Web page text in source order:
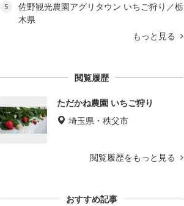
5
佐野観光農園アグリタウン いちご狩り／栃
木県
もっと見る
閲覧履歴
ただかね農園 いちご狩り
埼玉県・秩父市
閲覧履歴をもっと見る
おすすめ記事